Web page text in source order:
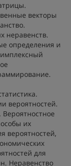
векторы
неравенств.
определения и
вероятностей.
их
вероятностей,
для
Неравенство